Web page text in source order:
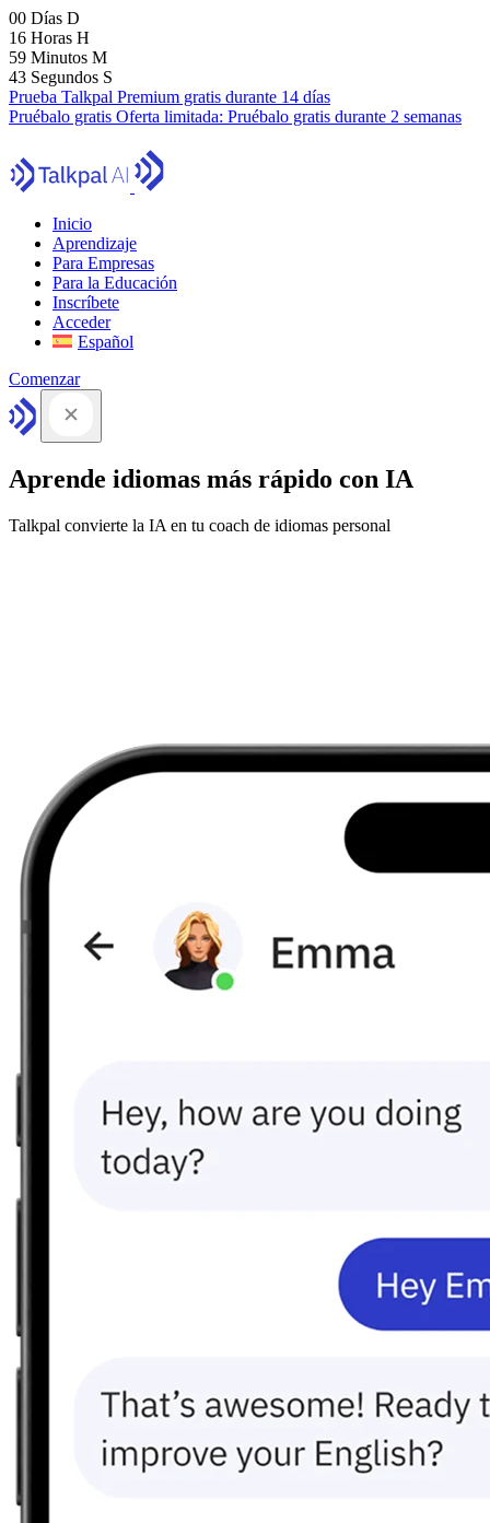
00 Días D
16 Horas H
59 Minutos M
42 Segundos S
Prueba Talkpal Premium gratis durante 14 días
Pruébalo gratis Oferta limitada: Pruébalo gratis durante 2 semanas
Inicio
Aprendizaje
Para Empresas
Para la Educación
Inscríbete
Acceder
Español
Comenzar
Aprende idiomas más rápido con IA
Talkpal convierte la IA en tu coach de idiomas personal